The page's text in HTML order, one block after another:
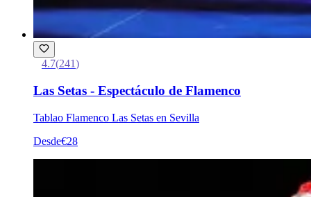
4.7(241)
Las Setas - Espectáculo de Flamenco
Tablao Flamenco Las Setas en Sevilla
Desde€28